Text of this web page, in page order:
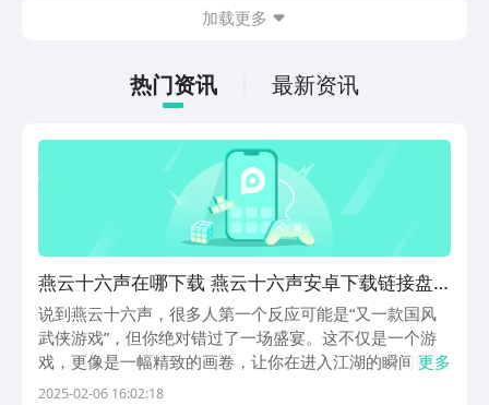
玩法特色，看看它是不是你的菜，能否对
加载更多
热门资讯 最新资讯
燕云十六声在哪下载 燕云十六声安卓下载链接盘
点
说到燕云十六声，很多人第一个反应可能是“又一款国风
武侠游戏”，但你绝对错过了一场盛宴。这不仅是一个游
戏，更像是一幅精致的画卷，让你在进入江湖的瞬间就能
感受到那股扑面而来的诗意美学。燕云十六声在哪下载？
更多
2025-02-06 16:02:18